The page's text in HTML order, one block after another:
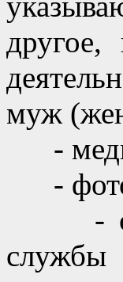
муж
-
-
-
службы